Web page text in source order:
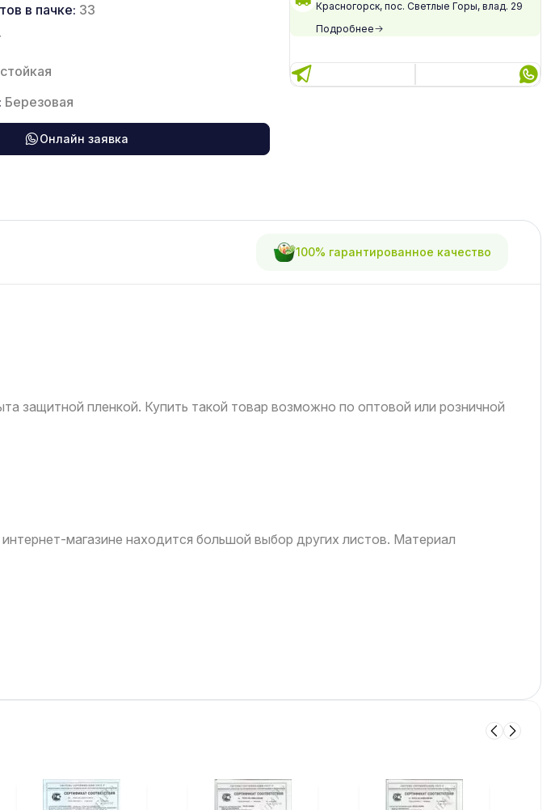
в пачке: 33
Березовая
Онлайн заявка
Красногорск, пос. Светлые Горы, влад. 29
Подробнее
100% гарантированное качество
защитной пленкой. Купить такой товар возможно по оптовой или розничной
магазине находится большой выбор других листов. Материал